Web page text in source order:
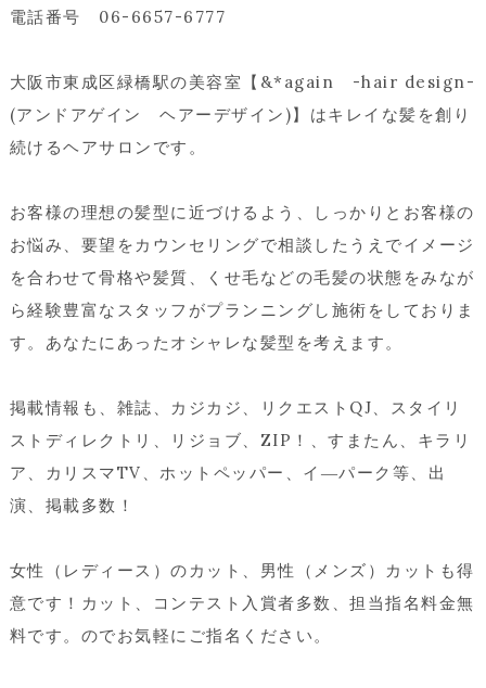
電話番号 06-6657-6777
大阪市東成区緑橋駅の美容室【&*again -hair design-
(アンドアゲイン ヘアーデザイン)】はキレイな髪を創り
続けるヘアサロンです。
お客様の理想の髪型に近づけるよう、しっかりとお客様の
お悩み、要望をカウンセリングで相談したうえでイメージ
を合わせて骨格や髪質、くせ毛などの毛髪の状態をみなが
ら経験豊富なスタッフがプランニングし施術をしておりま
す。あなたにあったオシャレな髪型を考えます。
掲載情報も、雑誌、カジカジ、リクエストQJ、スタイリ
ストディレクトリ、リジョブ、ZIP！、すまたん、キラリ
ア、カリスマTV、ホットペッパー、イ―パーク等、出
演、掲載多数！
女性（レディース）のカット、男性（メンズ）カットも得
意です！カット、コンテスト入賞者多数、担当指名料金無
料です。のでお気軽にご指名ください。